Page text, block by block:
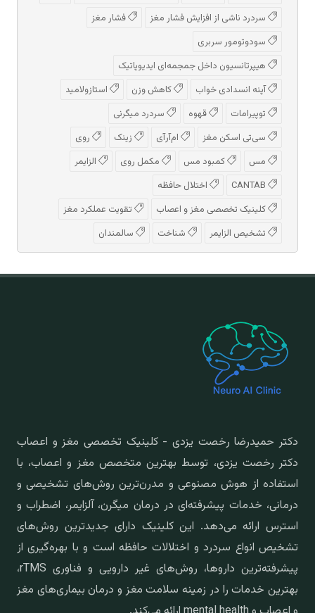
سردرد ناشی از افزایش فشار مغز
فشار مغز
سودوتومور سربری
هیپرتانسیون داخل جمجمه‌ای ایدیوپاتیک
آپنه انسدادی خواب
کاهش وزن
استازولامید
توپیرامات
قهوه
سردرد میگرنی
سی‌تی اسکن مغز
ام‌آر‌آی زینک
روی
مس
کمبود مس مکمل روی
الزایمر
اختلال حافظه
کلینیک تخصصی مغز و اعصاب
تقویت عملکرد مغز
تشخیص الزایمر
شناخت سالمندان
دکتر حمیدرضا رخصت یزدی - کلینیک تخصصی مغز و اعصاب
دکتر رخصت یزدی، توسط بهترین متخصص مغز و اعصاب، با
استفاده از هوش مصنوعی و مدرن‌ترین روش‌های تشخیصی و
درمانی، خدمات پیشرفته‌ای در درمان میگرن، آلزایمر، اضطراب و
استرس ارائه می‌دهد. این کلینیک دارای جدیدترین روش‌های
تشخیص انواع سردرد و اختلالات حافظه است و با بهره‌گیری از
پیشرفته‌ترین داروها، روش‌های غیر دارویی و فناوری rTMS،
بهترین خدمات را در زمینه سلامت مغز و درمان بیماری‌های مغز